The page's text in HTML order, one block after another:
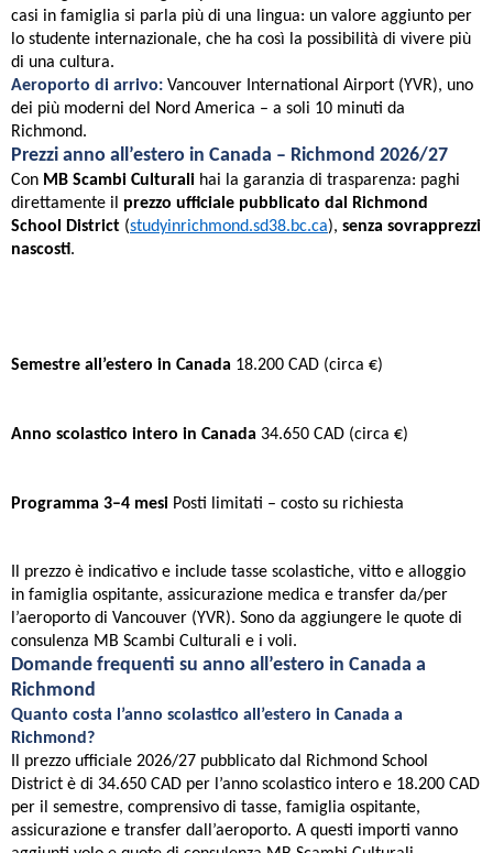
casi in famiglia si parla più di una lingua: un valore aggiunto per
lo studente internazionale, che ha così la possibilità di vivere più
di una cultura.
Aeroporto di arrivo: Vancouver International Airport (YVR), uno
dei più moderni del Nord America – a soli 10 minuti da
Richmond.
Prezzi anno all’estero in Canada – Richmond 2026/27
Con MB Scambi Culturali hai la garanzia di trasparenza: paghi
direttamente il prezzo ufficiale pubblicato dal Richmond
School District (studyinrichmond.sd38.bc.ca), senza sovrapprezzi
nascosti.
Semestre all’estero in Canada 18.200 CAD (circa €)
Anno scolastico intero in Canada 34.650 CAD (circa €)
Programma 3–4 mesi Posti limitati – costo su richiesta
Il prezzo è indicativo e include tasse scolastiche, vitto e alloggio
in famiglia ospitante, assicurazione medica e transfer da/per
l’aeroporto di Vancouver (YVR). Sono da aggiungere le quote di
consulenza MB Scambi Culturali e i voli.
Domande frequenti su anno all’estero in Canada a
Richmond
Quanto costa l’anno scolastico all’estero in Canada a
Richmond?
Il prezzo ufficiale 2026/27 pubblicato dal Richmond School
District è di 34.650 CAD per l’anno scolastico intero e 18.200 CAD
per il semestre, comprensivo di tasse, famiglia ospitante,
assicurazione e transfer dall’aeroporto. A questi importi vanno